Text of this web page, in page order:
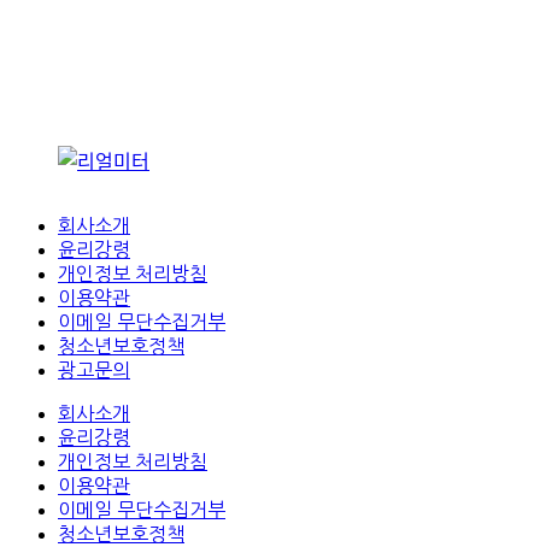
회사소개
윤리강령
개인정보 처리방침
이용약관
이메일 무단수집거부
청소년보호정책
광고문의
회사소개
윤리강령
개인정보 처리방침
이용약관
이메일 무단수집거부
청소년보호정책